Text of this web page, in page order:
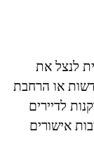
לנצל את
או הרחבת
לדיירים
אישורים